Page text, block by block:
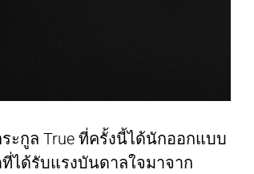
ะกูล True ที่ครั้งนี้ได้นักออกแบบ
ด้รับแรงบันดาลใจมาจาก